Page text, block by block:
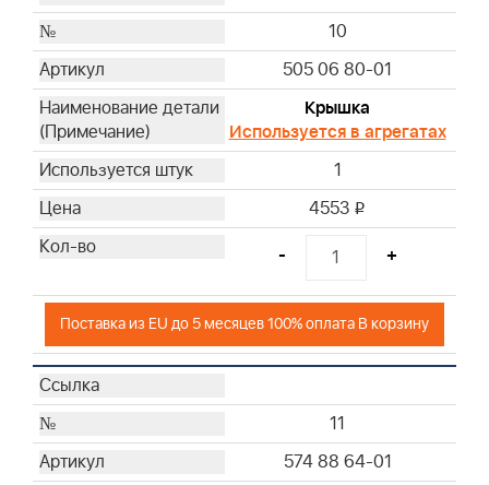
10
505 06 80-01
Крышка
Используется в агрегатах
1
4553 i
- +
Поставка из EU до 5 месяцев 100% оплата В корзину
11
574 88 64-01